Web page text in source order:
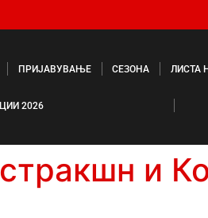
ПРИЈАВУВАЊЕ СЕЗОНА ЛИСТА
2026
и